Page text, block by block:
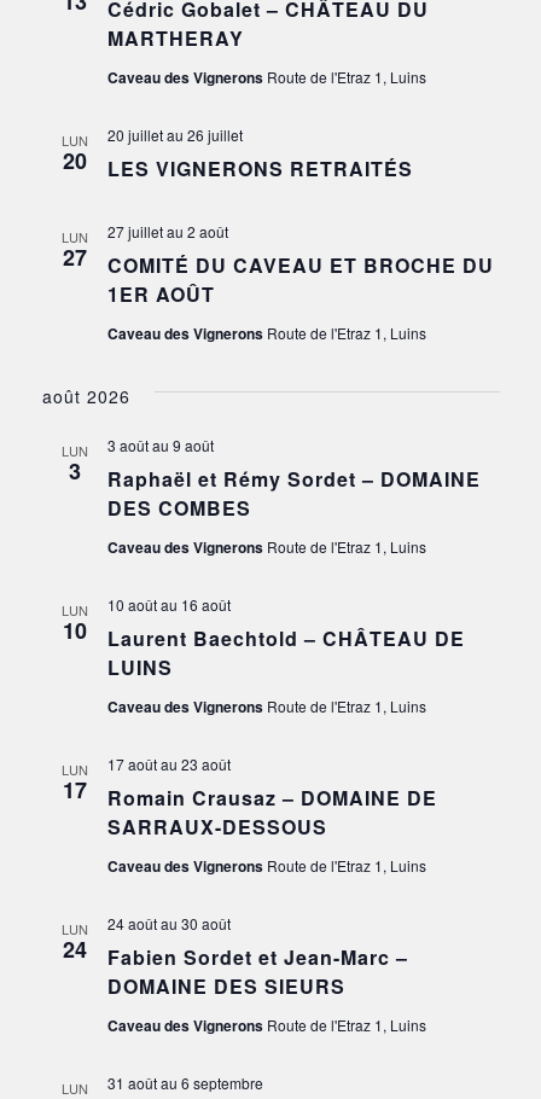
Cédric Gobalet – CHÂTEAU DU
MARTHERAY
Caveau des Vignerons Route de l'Etraz 1, Luins
LUN
20 LES VIGNERONS RETRAITÉS
20 juilletau 26 juillet
LUN
27
COMITÉ DU CAVEAU ET BROCHE DU
1ER AOÛT
27 juilletau 2 août
Caveau des Vignerons Route de l'Etraz 1, Luins
août 2026
LUN
3
Raphaël et Rémy Sordet – DOMAINE
DES COMBES
3 aoûtau 9 août
Caveau des Vignerons Route de l'Etraz 1, Luins
LUN
10
Laurent Baechtold – CHÂTEAU DE
LUINS
10 aoûtau 16 août
Caveau des Vignerons Route de l'Etraz 1, Luins
LUN
17
Romain Crausaz – DOMAINE DE
SARRAUX-DESSOUS
17 aoûtau 23 août
Caveau des Vignerons Route de l'Etraz 1, Luins
LUN
24
Fabien Sordet et Jean-Marc –
DOMAINE DES SIEURS
24 aoûtau 30 août
Caveau des Vignerons Route de l'Etraz 1, Luins
LUN 31 aoûtau 6 septembre